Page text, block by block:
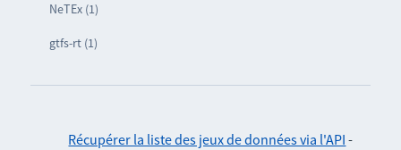
NeTEx (1)
gtfs-rt (1)
Récupérer la liste des jeux de données via l'API -